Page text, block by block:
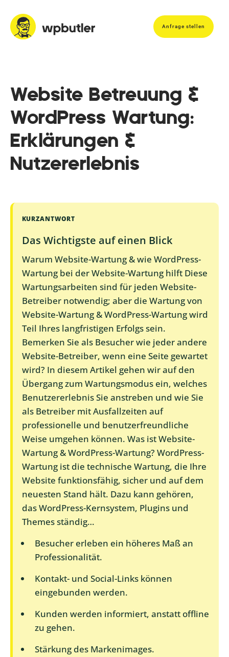
Anfrage stellen
Website Betreuung &
WordPress Wartung:
Erklärungen &
Nutzererlebnis
KURZANTWORT
Das Wichtigste auf einen Blick
Warum Website-Wartung & wie WordPress-
Wartung bei der Website-Wartung hilft Diese
Wartungsarbeiten sind für jeden Website-
Betreiber notwendig; aber die Wartung von
Website-Wartung & WordPress-Wartung wird
Teil Ihres langfristigen Erfolgs sein.
Bemerken Sie als Besucher wie jeder andere
Website-Betreiber, wenn eine Seite gewartet
wird? In diesem Artikel gehen wir auf den
Übergang zum Wartungsmodus ein, welches
Benutzererlebnis Sie anstreben und wie Sie
als Betreiber mit Ausfallzeiten auf
professionelle und benutzerfreundliche
Weise umgehen können. Was ist Website-
Wartung & WordPress-Wartung? WordPress-
Wartung ist die technische Wartung, die Ihre
Website funktionsfähig, sicher und auf dem
neuesten Stand hält. Dazu kann gehören,
das WordPress-Kernsystem, Plugins und
Themes ständig…
Besucher erleben ein höheres Maß an
Professionalität.
Kontakt- und Social-Links können
eingebunden werden.
Kunden werden informiert, anstatt offline
zu gehen.
Stärkung des Markenimages.